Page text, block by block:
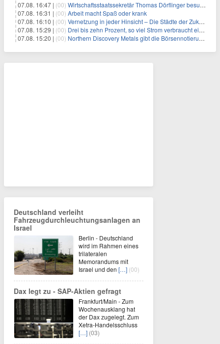
07.08. 16:47 | (00) Wirtschaftsstaatssekretär Thomas Dörflinger besucht Handwerksbetrieb im Kammerbezirk Freiburg
07.08. 16:31 | (00) Arbeit macht Spaß oder krank
07.08. 16:10 | (00) Vernetzung in jeder Hinsicht – Die Städte der Zukunft sind grün-blau
07.08. 15:29 | (00) Drei bis zehn Prozent, so viel Strom verbraucht ein Aufzug im Gebäude
07.08. 15:20 | (00) Northern Discovery Metals gibt die Börsennotierung an der Frankfurter Wertpapierbörse bekannt
Deutschland verleiht
Fahrzeugdurchleuchtungsanlagen an
Israel
Berlin - Deutschland
wird im Rahmen eines
trilateralen
Memorandums mit
Israel und den […] (00)
Dax legt zu - SAP-Aktien gefragt
Frankfurt/Main - Zum
Wochenausklang hat
der Dax zugelegt. Zum
Xetra-Handelsschluss
[…] (03)